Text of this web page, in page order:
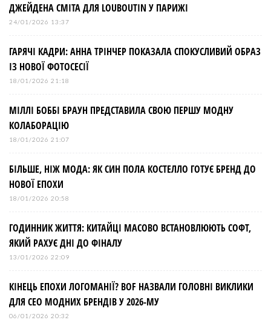
ДЖЕЙДЕНА СМІТА ДЛЯ LOUBOUTIN У ПАРИЖІ
24/01/2026 13:37
ГАРЯЧІ КАДРИ: АННА ТРІНЧЕР ПОКАЗАЛА СПОКУСЛИВИЙ ОБРАЗ
ІЗ НОВОЇ ФОТОСЕСІЇ
18/01/2026 21:18
МІЛЛІ БОББІ БРАУН ПРЕДСТАВИЛА СВОЮ ПЕРШУ МОДНУ
КОЛАБОРАЦІЮ
18/01/2026 21:07
БІЛЬШЕ, НІЖ МОДА: ЯК СИН ПОЛА КОСТЕЛЛО ГОТУЄ БРЕНД ДО
НОВОЇ ЕПОХИ
18/01/2026 20:58
ГОДИННИК ЖИТТЯ: КИТАЙЦІ МАСОВО ВСТАНОВЛЮЮТЬ СОФТ,
ЯКИЙ РАХУЄ ДНІ ДО ФІНАЛУ
13/01/2026 22:09
КІНЕЦЬ ЕПОХИ ЛОГОМАНІЇ? BOF НАЗВАЛИ ГОЛОВНІ ВИКЛИКИ
ДЛЯ СЕО МОДНИХ БРЕНДІВ У 2026-МУ
06/01/2026 20:32